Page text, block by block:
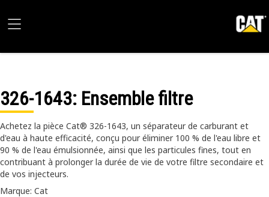
326-1643: Ensemble filtre
Achetez la pièce Cat® 326-1643, un séparateur de carburant et
d'eau à haute efficacité, conçu pour éliminer 100 % de l'eau libre et
90 % de l'eau émulsionnée, ainsi que les particules fines, tout en
contribuant à prolonger la durée de vie de votre filtre secondaire et
de vos injecteurs.
Marque: Cat